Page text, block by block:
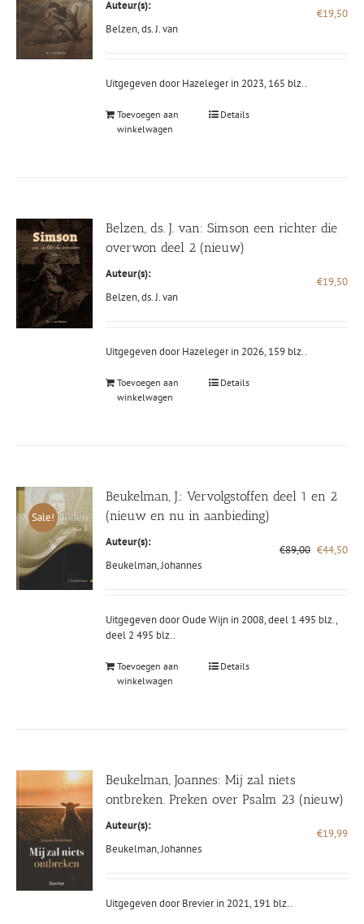
Auteur(s):
Belzen, ds. J. van
€19,50
Uitgegeven door Hazeleger in 2023, 165 blz..
Toevoegen aan
winkelwagen
Details
Belzen, ds. J. van: Simson een richter die
overwon deel 2 (nieuw)
Auteur(s):
Belzen, ds. J. van
€19,50
Uitgegeven door Hazeleger in 2026, 159 blz..
Toevoegen aan
winkelwagen
Details
Sale!
Beukelman, J.: Vervolgstoffen deel 1 en 2
(nieuw en nu in aanbieding)
Auteur(s):
Beukelman, Johannes
€89,00 €44,50
Uitgegeven door Oude Wijn in 2008, deel 1 495 blz.,
deel 2 495 blz..
Toevoegen aan
winkelwagen
Details
Beukelman, Joannes: Mij zal niets
ontbreken. Preken over Psalm 23 (nieuw)
Auteur(s):
Beukelman, Johannes
€19,99
Uitgegeven door Brevier in 2021, 191 blz..